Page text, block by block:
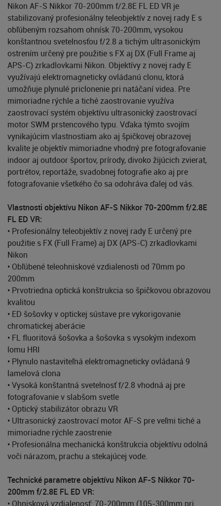
Nikon AF-S Nikkor 70-200mm f/2.8E FL ED VR je
stabilizovaný profesionálny teleobjektív z novej rady E s
obľúbeným rozsahom ohnísk 70-200mm, vysokou
konštantnou svetelnosťou f/2.8 a tichým ultrasonickým
ostrením určený pre použitie s FX aj DX (Full Frame aj
APS-C) zrkadlovkami Nikon. Objektívy z novej rady E
využívajú elektromagneticky ovládanú clonu, ktorá
umožňuje plynulé priclonenie pri natáčaní videa. Pre
mimoriadne rýchle a tiché zaostrovanie využíva
zaostrovací systém objektívu ultrasonický zaostrovací
motor SWM prstencového typu. Vďaka týmto svojím
vynikajúcim vlastnostiam ako aj špičkovej obrazovej
kvalite je objektív mimoriadne vhodný pre fotografovanie
indoor aj outdoor športov, prírody, divoko žijúcich zvierat,
portrétov, reportáže, svadobnej fotografie ako aj pre
fotografovanie všetkého čo sa odohráva ďalej od vás.
Vlastnosti objektívu Nikon AF-S Nikkor 70-200mm f/2.8E
FL ED VR:
• Profesionálny teleobjektív z novej rady E určený pre
použitie s FX (Full Frame) aj DX (APS-C) zrkadlovkami
Nikon
• Obľúbené teleohniskové vzdialenosti od 70mm po
200mm
• Prvotriedna optická konštrukcia so špičkovou obrazovou
kvalitou
• ED šošovky v optickej sústave pre vykorigovanie
chromatickej aberácie
• FL fluoritová šošovka a šošovka s vysokým indexom
lomu HRI
• Plynulo nastaviteľná elektromagneticky ovládaná 9
lamelová clona
• Vysoká konštantná svetelnosť f/2.8 vhodná aj pre
fotografovanie v slabšom svetle
• Optický stabilizátor obrazu VR
• Ultrasonický zaostrovací motor AF-S pre veľmi tiché a
mimoriadne rýchle zaostrenie
• Profesionálna mechanická konštrukcia objektívu odolná
voči nárazom, prachu a stekajúcej vode.
Technické parametre objektívu Nikon AF-S Nikkor 70-
200mm f/2.8E FL ED VR:
• Ohnisková vzdialenosť: 70-200mm (105-300mm pri